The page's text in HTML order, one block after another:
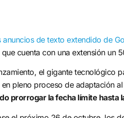
anuncios de texto extendido de
cuenta con una extensión un
el gigante tecnológico
pleno proceso de adaptación
prorrogar la fecha límite